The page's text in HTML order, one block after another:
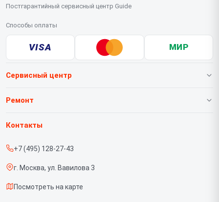
Постгарантийный сервисный центр Guide
Способы оплаты
VISA МИР
Сервисный центр
О нашем сервисе
Срочный ремонт
Доставка и способы оплаты
Диагностика
Ремонт
Тепловизионных насадок
Контакты
+7 (495) 128-27-43
г. Москва, ул. Вавилова 3
Посмотреть на карте